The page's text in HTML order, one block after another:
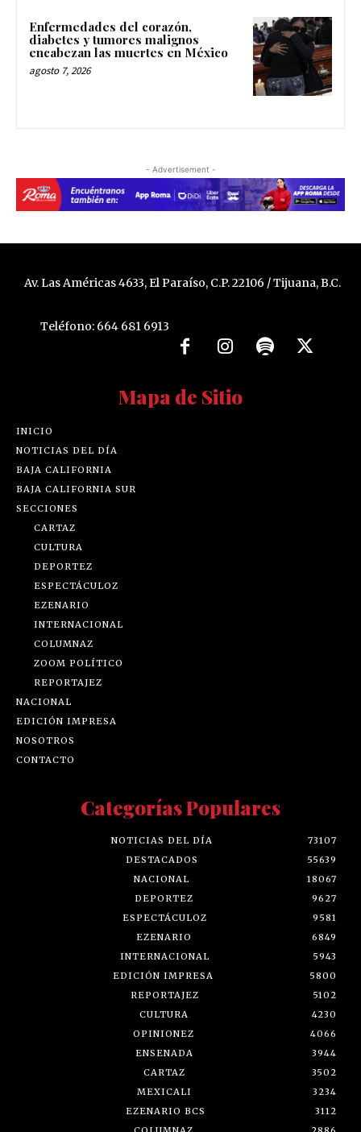
Enfermedades del corazón,
diabetes y tumores malignos
encabezan las muertes en México
agosto 7, 2026
- Advertisement -
Av. Las Américas 4633, El Paraíso, C.P. 22106 / Tijuana, B.C.
Teléfono: 664 681 6913
Mapa de Sitio
INICIO
NOTICIAS DEL DÍA
BAJA CALIFORNIA
BAJA CALIFORNIA SUR
SECCIONES
CARTAZ
CULTURA
DEPORTEZ
ESPECTÁCULOZ
EZENARIO
INTERNACIONAL
COLUMNAZ
ZOOM POLÍTICO
REPORTAJEZ
NACIONAL
EDICIÓN IMPRESA
NOSOTROS
CONTACTO
Categorías Populares
NOTICIAS DEL DÍA
73107
DESTACADOS
55639
NACIONAL
18067
DEPORTEZ
9627
ESPECTÁCULOZ
9581
EZENARIO
6849
INTERNACIONAL
5943
EDICIÓN IMPRESA
5800
REPORTAJEZ
5102
CULTURA
4230
OPINIONEZ
4066
ENSENADA
3944
CARTAZ
3502
MEXICALI
3234
EZENARIO BCS
3112